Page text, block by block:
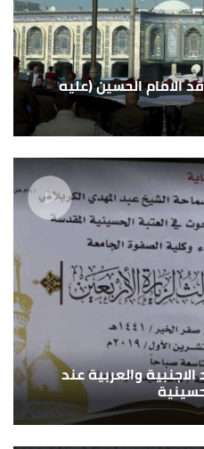
الحسين (عليه
والعربية عند